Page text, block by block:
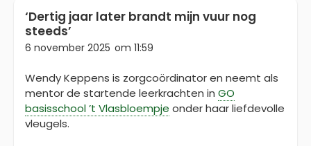
‘Dertig jaar later brandt mijn vuur nog
steeds’
6 november 2025 om 11:59
Wendy Keppens is zorgcoördinator en neemt als
mentor de startende leerkrachten in GO
basisschool ’t Vlasbloempje onder haar liefdevolle
vleugels.